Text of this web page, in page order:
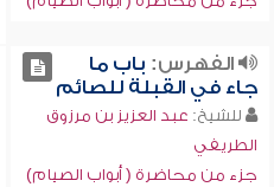
الفهرس: باب ما
جاء في القبلة للصائم
للشيخ: عبد العزيز بن مرزوق
الطريفي
جزء من محاضرة ( أبواب الصيام)